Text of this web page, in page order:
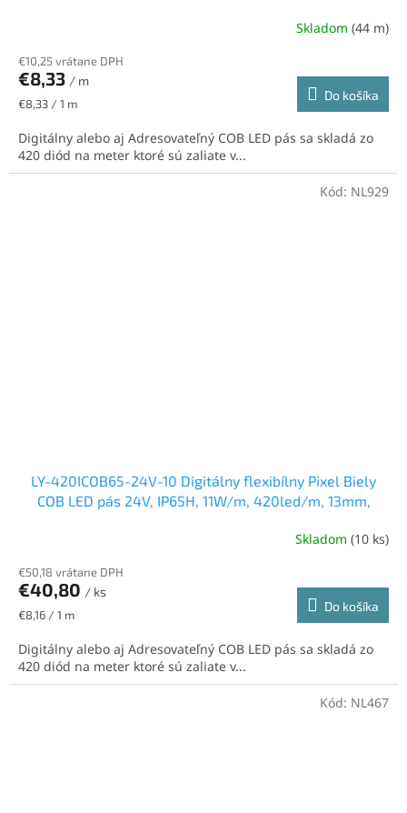
Skladom (44 m)
€10,25 vrátane DPH
€8,33 / m
Jednotková
€8,33 / 1 m
Do košíka
Digitálny alebo aj Adresovateľný COB LED pás sa skladá zo
420 diód na meter ktoré sú zaliate v...
LY-420ICOB65-24V-10 Digitálny flexibílny Pixel Biely
COB LED pás 24V, IP65H, 11W/m, 420led/m, 13mm,
Skladom (10 ks)
€50,18 vrátane DPH
€40,80 / ks
Jednotková
€8,16 / 1 m
Do košíka
Digitálny alebo aj Adresovateľný COB LED pás sa skladá zo
420 diód na meter ktoré sú zaliate v...
Kód: NL929
Kód: NL467